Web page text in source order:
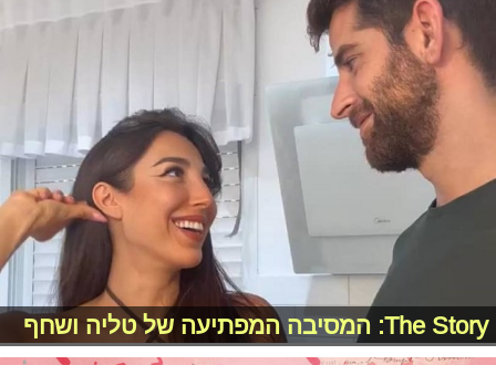
The Story: המסיבה המפתיעה של טליה ושחף